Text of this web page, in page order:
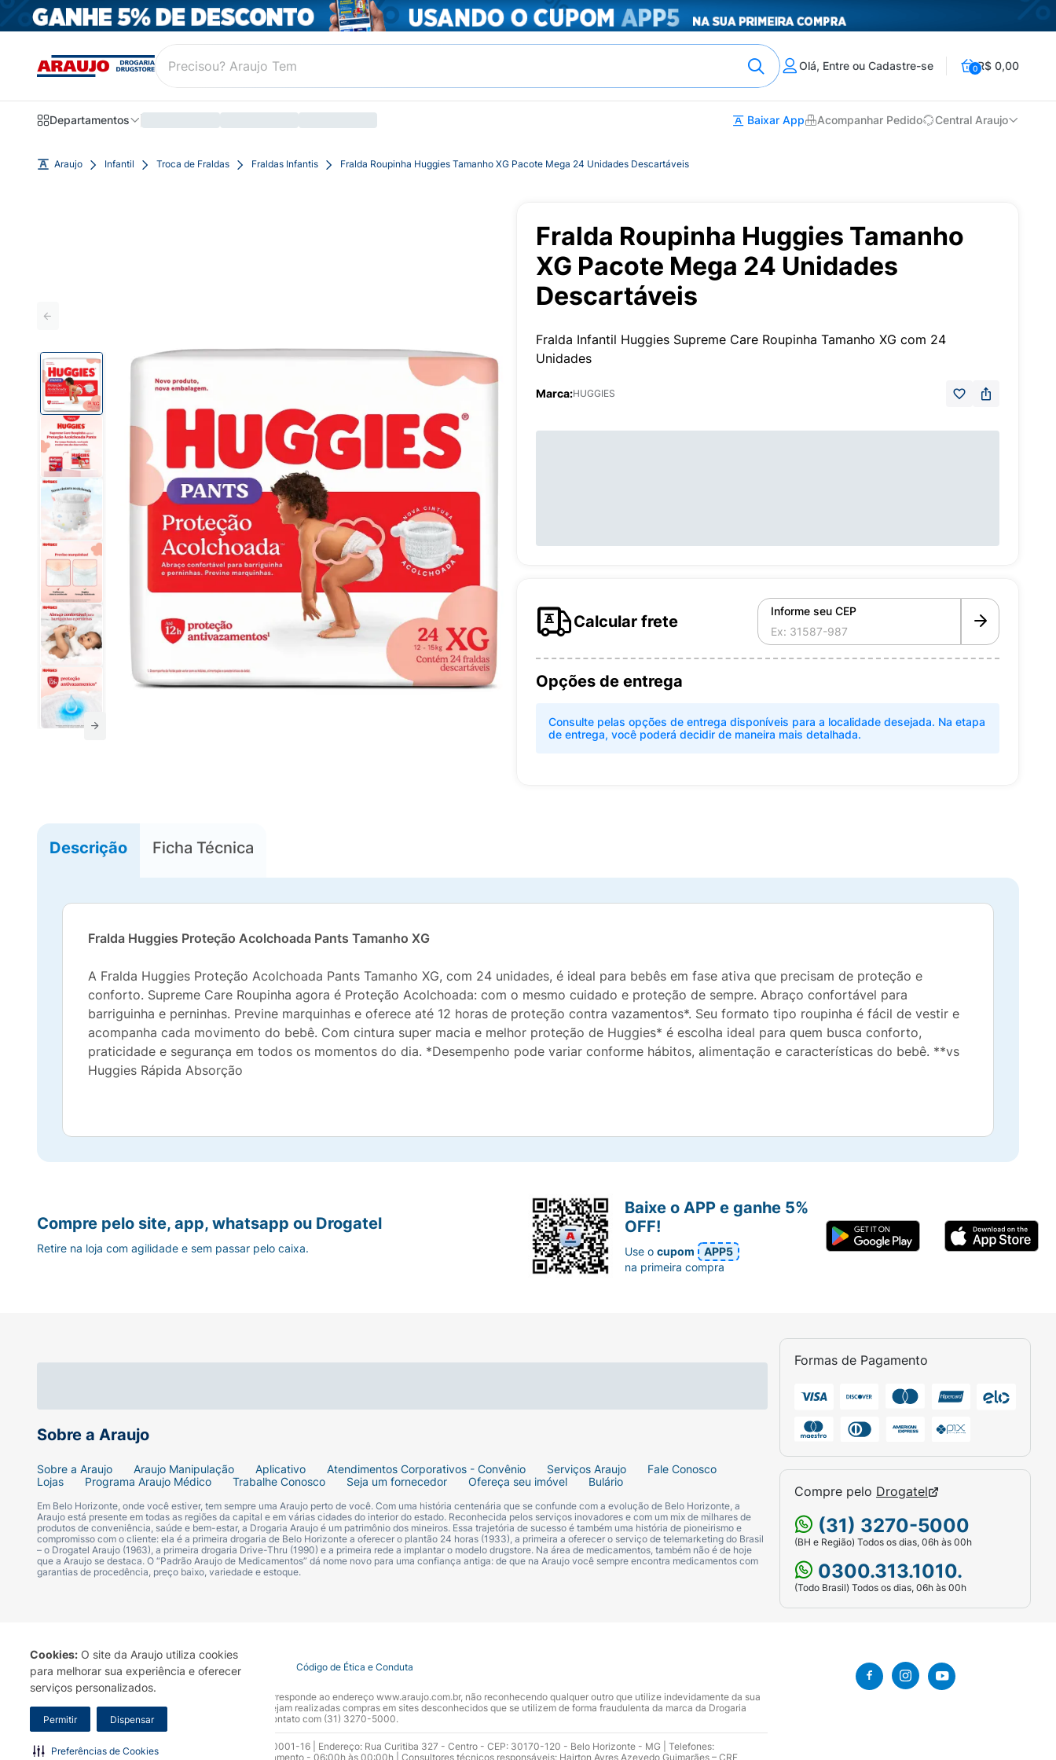
Cookies: O site da Araujo utiliza cookies
para melhorar sua experiência e oferecer
serviços personalizados.
Permitir Dispensar
Preferências de Cookies
Olá, Entre ou Cadastre-se 0R$ 0,00
Departamentos Baixar App Acompanhar Pedido Central Araujo
Araujo Infantil Troca de Fraldas Fraldas Infantis Fralda Roupinha Huggies Tamanho XG Pacote Mega 24 Unidades Descartáveis
Fralda Roupinha Huggies Tamanho
XG Pacote Mega 24 Unidades
Descartáveis
Fralda Infantil Huggies Supreme Care Roupinha Tamanho XG com 24
Unidades
Marca:HUGGIES
Calcular frete
Informe seu CEP
Opções de entrega
Consulte pelas opções de entrega disponíveis para a localidade desejada. Na etapa
de entrega, você poderá decidir de maneira mais detalhada.
Descrição Ficha Técnica
Fralda Huggies Proteção Acolchoada Pants Tamanho XG
A Fralda Huggies Proteção Acolchoada Pants Tamanho XG, com 24 unidades, é ideal para bebês em fase ativa que precisam de proteção e
conforto. Supreme Care Roupinha agora é Proteção Acolchoada: com o mesmo cuidado e proteção de sempre. Abraço confortável para
barriguinha e perninhas. Previne marquinhas e oferece até 12 horas de proteção contra vazamentos*. Seu formato tipo roupinha é fácil de vestir e
acompanha cada movimento do bebê. Com cintura super macia e melhor proteção de Huggies* é escolha ideal para quem busca conforto,
praticidade e segurança em todos os momentos do dia. *Desempenho pode variar conforme hábitos, alimentação e características do bebê. **vs
Huggies Rápida Absorção
Sobre a Araujo
Sobre a Araujo Araujo Manipulação Aplicativo Atendimentos Corporativos - Convênio Serviços Araujo
Fale Conosco
Lojas
Programa Araujo Médico Trabalhe Conosco Seja um fornecedor Ofereça seu imóvel Bulário
Em Belo Horizonte, onde você estiver, tem sempre uma Araujo perto de você. Com uma história centenária que se confunde com a evolução de Belo Horizonte, a
Araujo está presente em todas as regiões da capital e em várias cidades do interior do estado. Reconhecida pelos serviços inovadores e com um mix de milhares de
produtos de conveniência, saúde e bem-estar, a Drogaria Araujo é um patrimônio dos mineiros. Essa trajetória de sucesso é também uma história de pioneirismo e
compromisso com o cliente: ela é a primeira drogaria de Belo Horizonte a oferecer o plantão 24 horas (1933), a primeira a oferecer o serviço de telemarketing do Brasil
– o Drogatel Araujo (1963), a primeira drogaria Drive-Thru (1990) e a primeira rede a implantar o modelo drugstore. Na área de medicamentos, também não é de hoje
que a Araujo se destaca. O “Padrão Araujo de Medicamentos” dá nome novo para uma confiança antiga: de que na Araujo você sempre encontra medicamentos com
garantias de procedência, preço baixo, variedade e estoque.
Formas de Pagamento
Compre pelo Drogatel
(31) 3270-5000
(BH e Região) Todos os dias, 06h às 00h
0300.313.1010.
(Todo Brasil) Todos os dias, 06h às 00h
Compre pelo site, app, whatsapp ou Drogatel
Retire na loja com agilidade e sem passar pelo caixa.
Baixe o APP e ganhe 5%
OFF!
Use ocupom
APP5
na primeira compra
Termo de Uso Portal da Privacidade Covid-19 Código de Ética e Conduta
A Drogaria Araujo S/A informa que o seu site oficial corresponde ao endereço www.araujo.com.br, não reconhecendo qualquer outro que utilize indevidamente da sua
marca. Para sua segurança recomendamos que não sejam realizadas compras em sites desconhecidos que se utilizem de forma fraudulenta da marca da Drogaria
Araujo S.A. Em caso de dúvidas, gentileza entrar em contato com (31) 3270-5000.
Razão Social: Drogaria Araujo S.A | CNPJ: 17.256.512.0001-16 | Endereço: Rua Curitiba 327 - Centro - CEP: 30170-120 - Belo Horizonte - MG | Telefones:
0300.313.1010 e (31) 3270-5000 Horário de funcionamento - 06:00h às 00:00h | Consultores técnicos responsáveis: Hairton Ayres Azevedo Guimarães – CRF